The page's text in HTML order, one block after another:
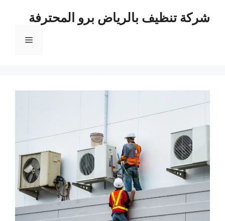
شركة تنظيف بالرياض برو المحترفة
القائمة